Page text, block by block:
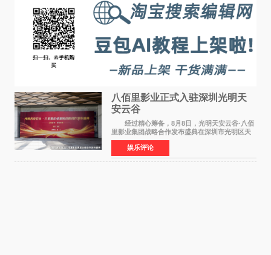
八佰里影业正式入驻深圳光明天
安云谷
经过精心筹备，8月8日，光明天安云谷·八佰
里影业集团战略合作发布盛典在深圳市光明区天
安云谷盛大举行，来自DataEye剧查查创始人
&CEO 深圳市微短剧产业协会会长汪祥斌先生、
光明区文化广电旅
娱乐评论